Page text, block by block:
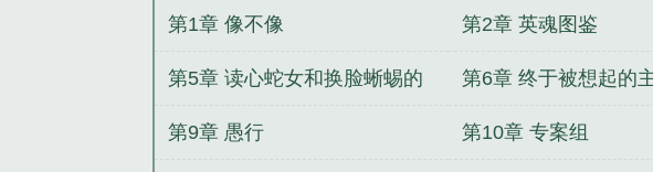
窗
千面之龙无弹窗最新章节 千面之龙在线阅读免费完
面之龙最新章节
千面之龙无弹窗免费 千面之龙在线
第1章 像不像 第2章 英魂图鉴
第5章 读心蛇女和换脸蜥蜴的
爬虫类婚约
第6章 终于被想起的
第9章 愚行 第10章 专案组